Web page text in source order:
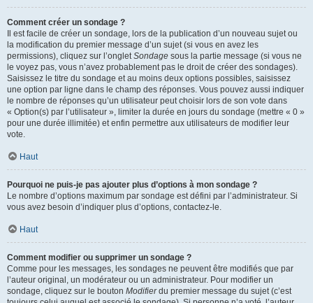
Comment créer un sondage ?
Il est facile de créer un sondage, lors de la publication d’un nouveau sujet ou
la modification du premier message d’un sujet (si vous en avez les
permissions), cliquez sur l’ongletSondage sous la partie message (si vous ne
le voyez pas, vous n’avez probablement pas le droit de créer des sondages).
Saisissez le titre du sondage et au moins deux options possibles, saisissez
une option par ligne dans le champ des réponses. Vous pouvez aussi indiquer
le nombre de réponses qu’un utilisateur peut choisir lors de son vote dans
« Option(s) par l’utilisateur », limiter la durée en jours du sondage (mettre « 0 »
pour une durée illimitée) et enfin permettre aux utilisateurs de modifier leur
vote.
Haut
Pourquoi ne puis-je pas ajouter plus d’options à mon sondage ?
Le nombre d’options maximum par sondage est défini par l’administrateur. Si
vous avez besoin d’indiquer plus d’options, contactez-le.
Haut
Comment modifier ou supprimer un sondage ?
Comme pour les messages, les sondages ne peuvent être modifiés que par
l’auteur original, un modérateur ou un administrateur. Pour modifier un
sondage, cliquez sur le bouton Modifierdu premier message du sujet (c’est